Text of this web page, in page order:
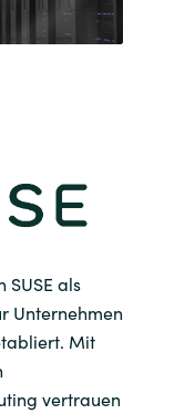
SUSE als
Unternehmen
Mit
vertrauen